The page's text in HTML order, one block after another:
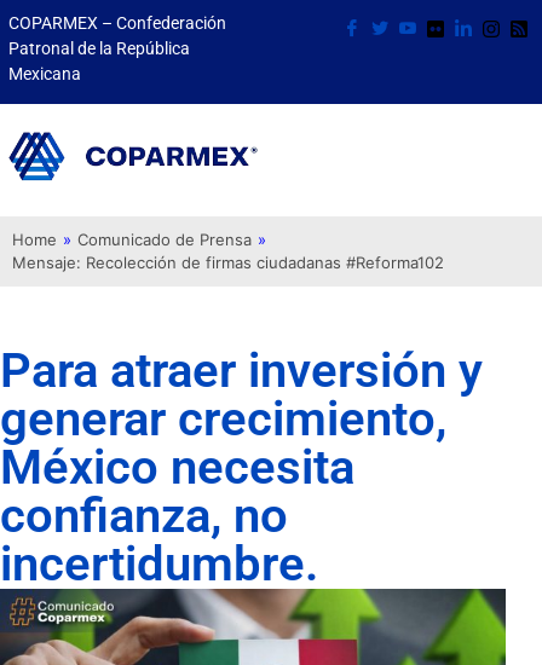
COPARMEX – Confederación
Patronal de la República
Mexicana
Home » Comunicado de Prensa »
Mensaje: Recolección de firmas ciudadanas #Reforma102
Para atraer inversión y
generar crecimiento,
México necesita
confianza, no
incertidumbre.